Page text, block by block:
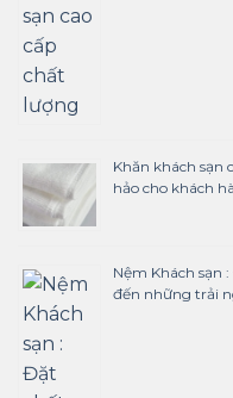
Khăn khách sạn
hảo cho khách
Nệm Khách sạn
đến những trải